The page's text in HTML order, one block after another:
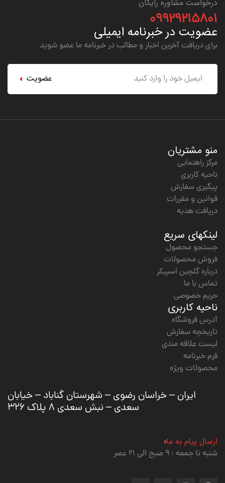
درخواست مشاوره رایگان
۰۹۹۲۹۲۱۵۸۰۱
عضویت در خبرنامه ایمیلی
برای دریافت آخرین اخبار و مطالب در خبرنامه ما عضو شوید
عضویت
منو مشتریان
مرکز راهنمایی
ناحیه کاربری
پیگیری سفارش
قوانین و مقررات
دریافت هدیه
لینکهای سریع
جستجو محصول
فروش محصولات
درباره گلچین اسپیکر
تماس با ما
حریم خصوصی
ناحیه کاربری
آدرس فروشگاه
تاریخچه سفارش
لیست علاقه مندی
فرم خبرنامه
محصولات ویژه
ایران – خراسان رضوی – شهرستان گناباد – خیابان
سعدی – نبش سعدی ۸ پلاک ۳۲۶
ارسال پیام به ما
شنبه تا جمعه : ۹ صبح الی ۲۱ عصر